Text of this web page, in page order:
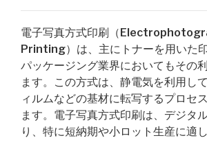
電子写真方式印刷（
Printing）は、主にトナーを用いた印
パッケージング業界においてもその
ます。この方式は、静電気を利用し
ィルムなどの基材に転写するプロセ
ます。電子写真方式印刷は、デジタ
り、特に短納期や小ロット生産に適